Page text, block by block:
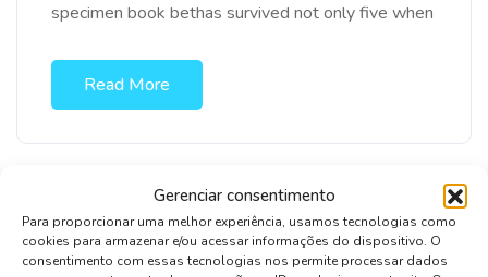
Gerenciar consentimento
Para proporcionar uma melhor experiência, usamos tecnologias como
cookies para armazenar e/ou acessar informações do dispositivo. O
consentimento com essas tecnologias nos permite processar dados
specimen book bethas survived not only five when
Read More